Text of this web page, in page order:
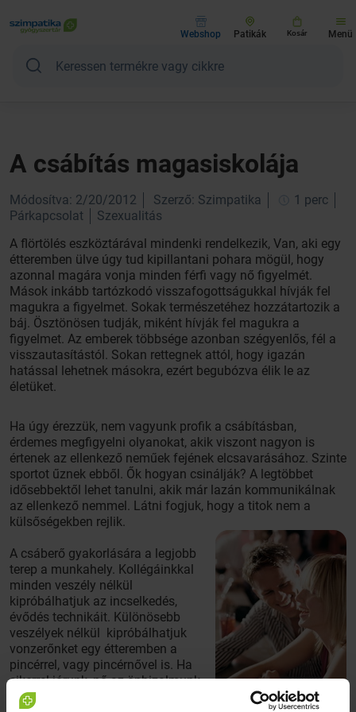
Webshop Patikák Kosár Menü
A csábítás magasiskolája
Módosítva: 2/20/2012 Szerző: Szimpatika
1 perc
Párkapcsolat
Szexualitás
A flörtölés eszköztárával mindenki rendelkezik, Van, aki egy
étteremben ülve úgy tud kipillantani pohara mögül, hogy
azonnal magára vonja minden férfi vagy nő figyelmét.
Mások inkább tartózkodó visszafogottságukkal hívják fel
magukra a figyelmet. Sokak természetéhez hozzátartozik a
báj. Ösztönösen tudják, miként hívják fel magukra a
figyelmet. Az emberek többsége azonban szégyenlős, fél a
visszautasítástól. Sokan rettegnek attól, hogy igazán
hatással lehetnek másokra, ezért begubózva élik le az
életüket.
Ha úgy érezzük, nem vagyunk profik a csábításban,
érdemes megfigyelni olyanokat, akik viszont nagyon is
értenek az ellenkező neműek fejének elcsavarásához. Szinte
sportot űznek ebből. Ők hogyan csinálják? A legtöbbet
idősebbektől lehet tanulni, akik már lazán kommunikálnak
az ellenkező nemmel. Látni fogjuk, hogy a titok nem a
külsőségekben rejlik.
A csáberő gyakorlására a legjobb
terep a munkahely. Kollégáinkkal
minden veszély nélkül
kipróbálhatjuk az incselkedés,
évődés technikáit. Különösebb
veszélyek nélkül kipróbálhatjuk
vonzerőnket egy étteremben a
pincérrel, vagy pincérnővel is. Ha
sikerrel járunk, nő az önbizalmunk,
és a kiválasztottal is bátrabban